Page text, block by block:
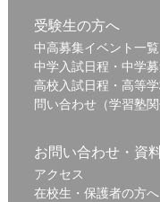
受験生の方へ
中高募集イベント一覧
中学入試日程・中学
高校入試日程・高等
問い合わせ（学習塾関
お問い合わせ・資
アクセス
在校生・保護者の方へ